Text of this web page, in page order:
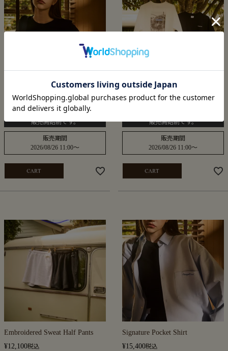
Minimal Crop Tee
8,800税込
販売開始前です。
販売期間
2026/08/26 11:00〜
Orangewood Avenue Photo Tee
販売開始前です。
販売期間
2026/08/26 11:00〜
Embroidered Sweat Half Pants
¥12,100税込
Signature Pocket Shirt
¥15,400税込